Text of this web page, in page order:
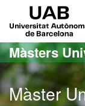
Ves al contingut
Ves a la navegació de
Màsters
Màster